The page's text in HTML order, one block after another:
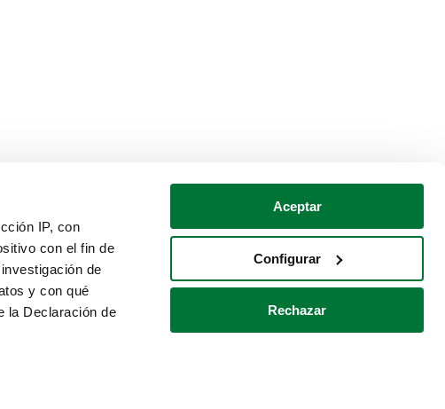
IP, con
con el fin de
de
y con qué
la Declaración de
Aceptar
Configurar
Rechazar